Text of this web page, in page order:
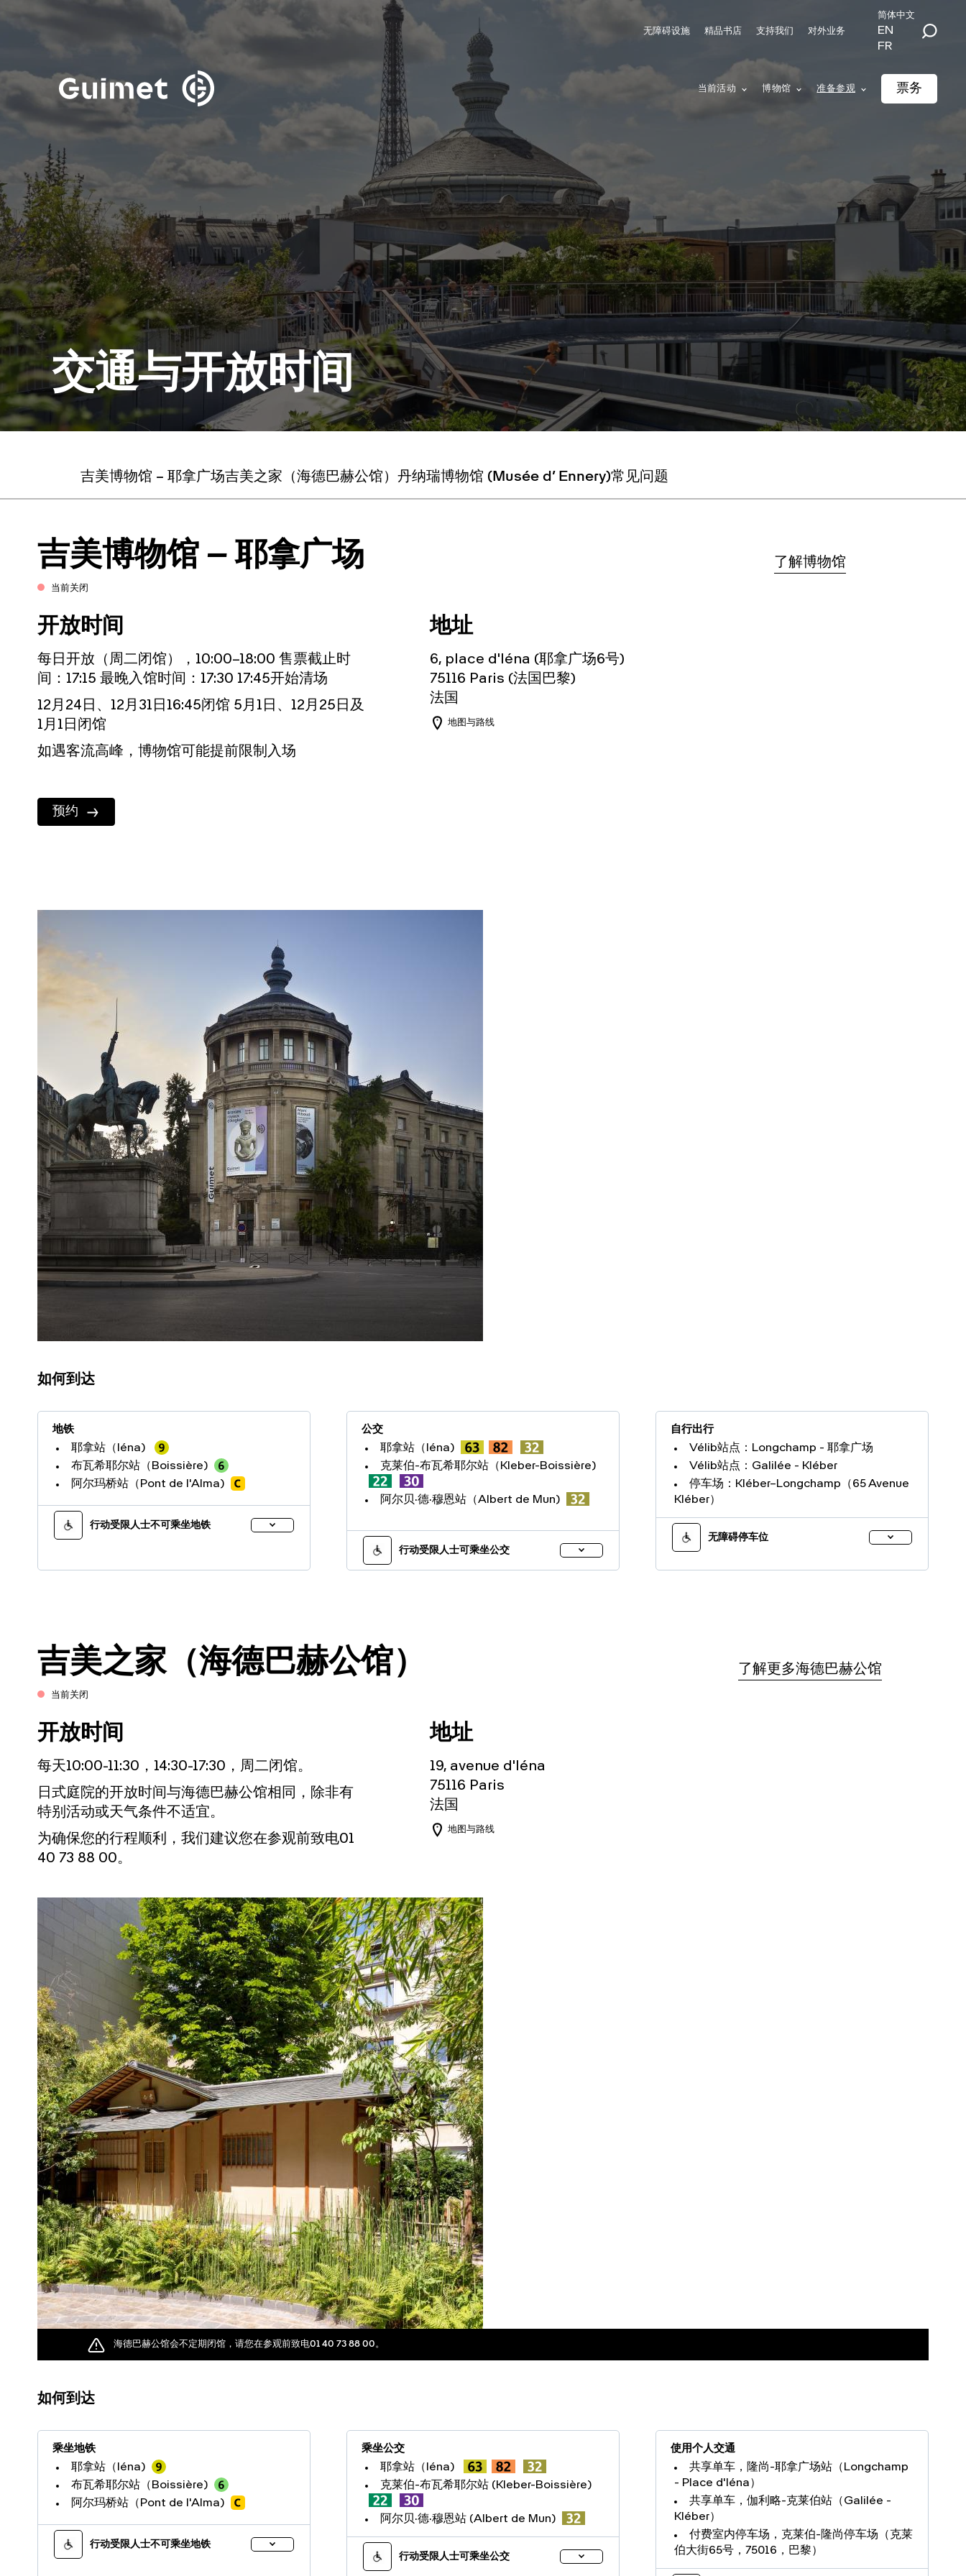
当前活动 博物馆 准备参观 票务
无障碍设施 精品书店 支持我们 对外业务
简体中文
EN
FR
交通与开放时间
吉美博物馆 – 耶拿广场吉美之家（海德巴赫公馆） 丹纳瑞博物馆 (Musée d’ Ennery)常见问题
吉美博物馆 – 耶拿广场
当前关闭
开放时间
每日开放（周二闭馆），10:00–18:00 售票截止时
间：17:15 最晚入馆时间：17:30 17:45开始清场
12月24日、12月31日16:45闭馆 5月1日、12月25日及
1月1日闭馆
如遇客流高峰，博物馆可能提前限制入场
预约
地址
6, place d'Iéna (耶拿广场6号)
75116 Paris (法国巴黎)
法国
地图与路线
了解博物馆
如何到达
地铁
耶拿站（Iéna)
布瓦希耶尔站（Boissière)
阿尔玛桥站（Pont de l'Alma)
行动受限人士不可乘坐地铁
公交
耶拿站（Iéna)
克莱伯-布瓦希耶尔站（Kleber-Boissière)
阿尔贝·德·穆恩站（Albert de Mun)
行动受限人士可乘坐公交
自行出行
Vélib站点：Longchamp - 耶拿广场
Vélib站点：Galilée - Kléber
停车场：Kléber–Longchamp（65 Avenue
Kléber）
无障碍停车位
吉美之家（海德巴赫公馆）
当前关闭
开放时间
每天10:00-11:30，14:30-17:30，周二闭馆。
日式庭院的开放时间与海德巴赫公馆相同，除非有
特别活动或天气条件不适宜。
为确保您的行程顺利，我们建议您在参观前致电01
40 73 88 00。
地址
19, avenue d'Iéna
75116 Paris
法国
地图与路线
了解更多海德巴赫公馆
海德巴赫公馆会不定期闭馆，请您在参观前致电01 40 73 88 00。
如何到达
乘坐地铁
耶拿站（Iéna)
布瓦希耶尔站（Boissière)
阿尔玛桥站（Pont de l'Alma)
行动受限人士不可乘坐地铁
乘坐公交
耶拿站（Iéna)
克莱伯-布瓦希耶尔站 (Kleber-Boissière)
阿尔贝·德·穆恩站 (Albert de Mun)
行动受限人士可乘坐公交
使用个人交通
共享单车，隆尚-耶拿广场站（Longchamp
- Place d'Iéna）
共享单车，伽利略-克莱伯站（Galilée -
Kléber）
付费室内停车场，克莱伯-隆尚停车场（克莱
伯大街65号，75016，巴黎）